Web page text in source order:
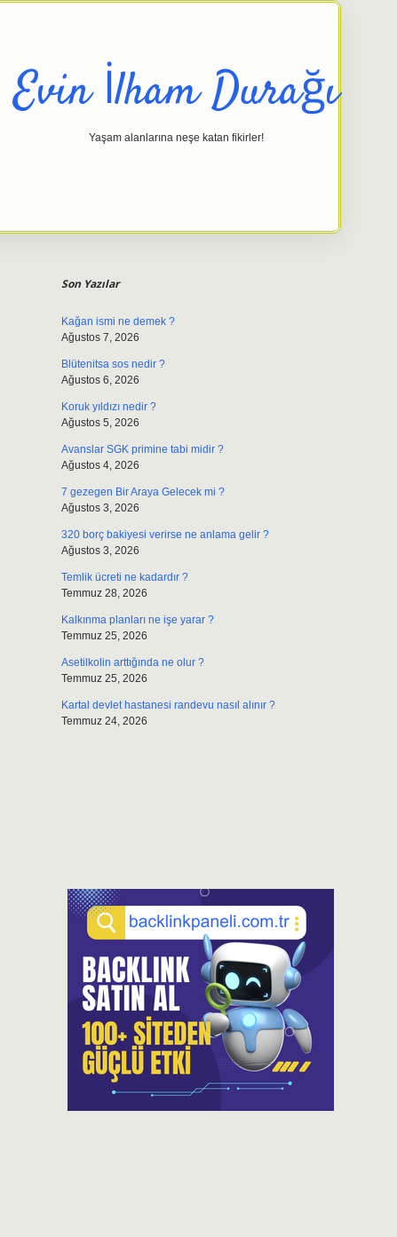
Evin İlham Durağı
Yaşam alanlarına neşe katan fikirler!
Son Yazılar
Kağan ismi ne demek ?
Ağustos 7, 2026
Blütenitsa sos nedir ?
Ağustos 6, 2026
Koruk yıldızı nedir ?
Ağustos 5, 2026
Avanslar SGK primine tabi midir ?
Ağustos 4, 2026
7 gezegen Bir Araya Gelecek mi ?
Ağustos 3, 2026
320 borç bakiyesi verirse ne anlama gelir ?
Ağustos 3, 2026
Temlik ücreti ne kadardır ?
Temmuz 28, 2026
Kalkınma planları ne işe yarar ?
Temmuz 25, 2026
Asetilkolin arttığında ne olur ?
Temmuz 25, 2026
Kartal devlet hastanesi randevu nasıl alınır ?
Temmuz 24, 2026